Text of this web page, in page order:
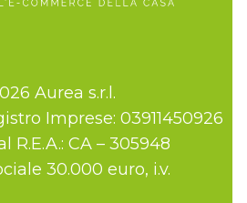
Aurea s.r.l.
Imprese: 03911450926
R.E.A.: CA – 305948
30.000 euro, i.v.